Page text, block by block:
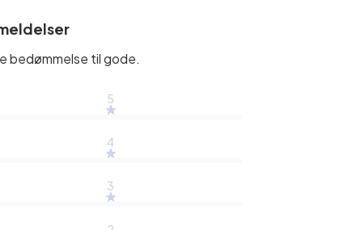
bedømmelse til gode.
5
4
3